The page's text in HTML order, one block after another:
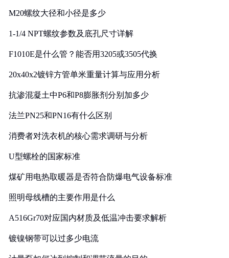
M20螺纹大径和小径是多少
1-1/4 NPT螺纹参数及底孔尺寸详解
F1010E是什么管？能否用3205或3505代换
20x40x2镀锌方管单米重量计算与应用分析
抗渗混凝土中P6和P8膨胀剂分别加多少
法兰PN25和PN16有什么区别
消费者对洗衣机的核心需求调研与分析
U型螺栓的国家标准
煤矿用电热取暖器是否符合防爆电气设备标准
照明母线槽的主要作用是什么
A516Gr70对应国内材质及低温冲击要求解析
镀镍钢带可以过多少电流